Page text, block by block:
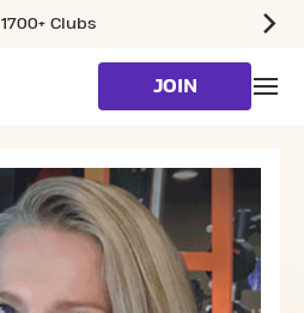
1700+ Clubs
JOIN